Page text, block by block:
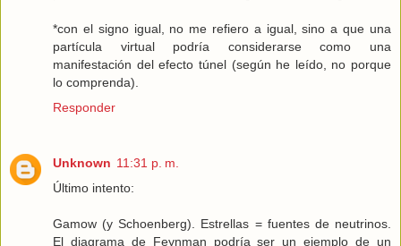
*con el signo igual, no me refiero a igual, sino a que una
partícula virtual podría considerarse como una
manifestación del efecto túnel (según he leído, no porque
lo comprenda).
Responder
Unknown 11:31 p. m.
Último intento:
Gamow (y Schoenberg). Estrellas = fuentes de neutrinos.
El diagrama de Feynman podría ser un ejemplo de un